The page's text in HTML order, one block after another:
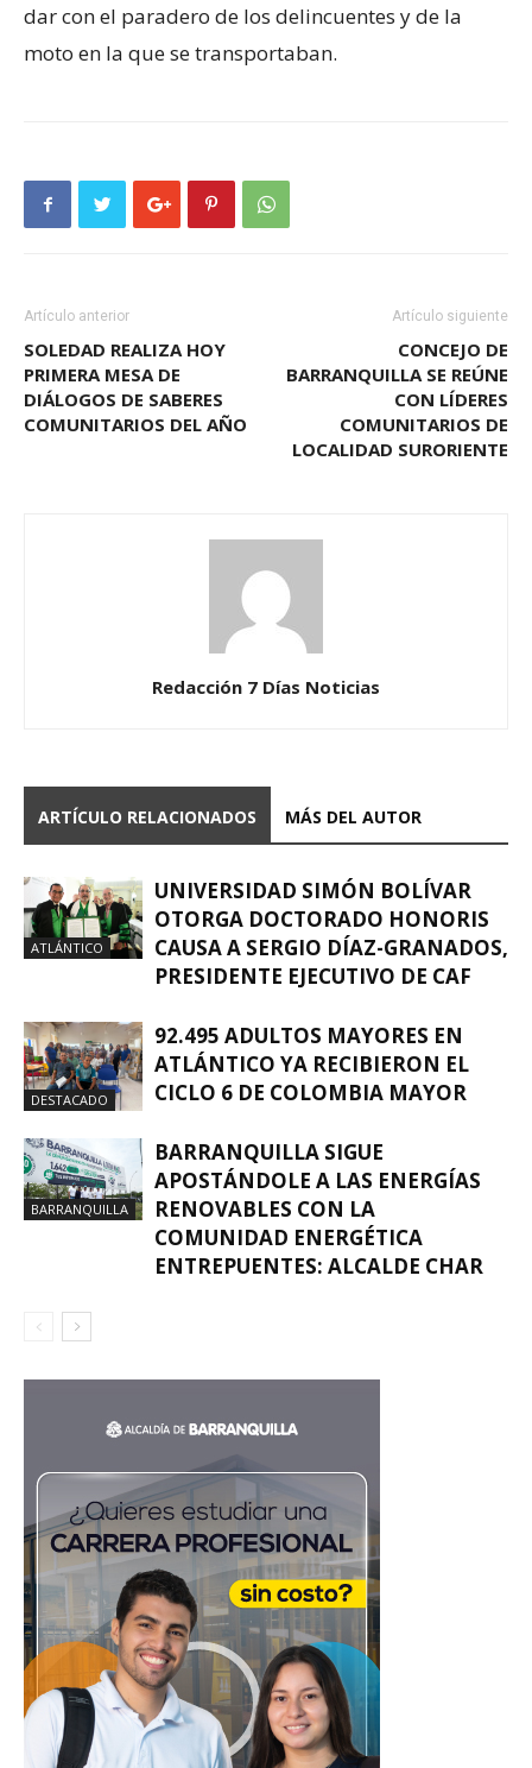
dar con el paradero de los delincuentes y de la
moto en la que se transportaban.
Artículo anterior
SOLEDAD REALIZA HOY
PRIMERA MESA DE
DIÁLOGOS DE SABERES
COMUNITARIOS DEL AÑO
Artículo siguiente
CONCEJO DE
BARRANQUILLA SE REÚNE
CON LÍDERES
COMUNITARIOS DE
LOCALIDAD SURORIENTE
Redacción 7 Días Noticias
ARTÍCULO RELACIONADOS MÁS DEL AUTOR
ATLÁNTICO
UNIVERSIDAD SIMÓN BOLÍVAR
OTORGA DOCTORADO HONORIS
CAUSA A SERGIO DÍAZ-GRANADOS,
PRESIDENTE EJECUTIVO DE CAF
DESTACADO
92.495 ADULTOS MAYORES EN
ATLÁNTICO YA RECIBIERON EL
CICLO 6 DE COLOMBIA MAYOR
BARRANQUILLA
BARRANQUILLA SIGUE
APOSTÁNDOLE A LAS ENERGÍAS
RENOVABLES CON LA
COMUNIDAD ENERGÉTICA
ENTREPUENTES: ALCALDE CHAR